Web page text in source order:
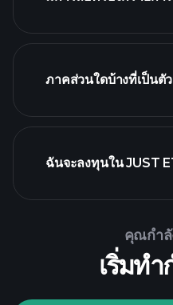
holdings
ภาคส่วนใดบ้างที่เป็นตั
ฉันจะลงทุนใน JUST
คุณกำลั
เริ่มท